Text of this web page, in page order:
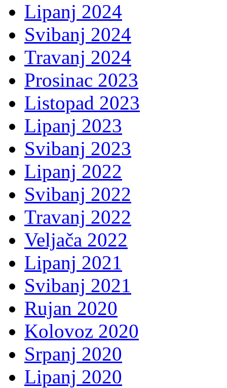
Lipanj 2024
Svibanj 2024
Travanj 2024
Prosinac 2023
Listopad 2023
Lipanj 2023
Svibanj 2023
Lipanj 2022
Svibanj 2022
Travanj 2022
Veljača 2022
Lipanj 2021
Svibanj 2021
Rujan 2020
Kolovoz 2020
Srpanj 2020
Lipanj 2020